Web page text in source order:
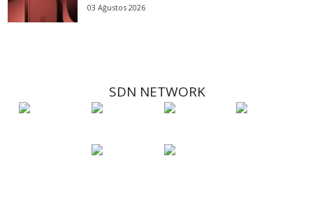
03 Ağustos 2026
SDN NETWORK